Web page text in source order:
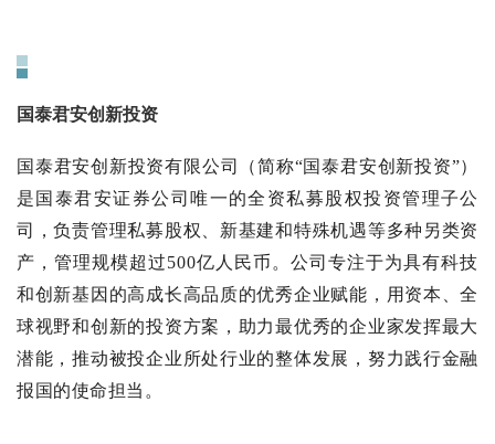
国泰君安创新投资
国泰君安创新投资有限公司（简称“国泰君安创新投资”）
是国泰君安证券公司唯一的全资私募股权投资管理子公
司，负责管理私募股权、新基建和特殊机遇等多种另类资
产，管理规模超过500亿人民币。公司专注于为具有科技
和创新基因的高成长高品质的优秀企业赋能，用资本、全
球视野和创新的投资方案，助力最优秀的企业家发挥最大
潜能，推动被投企业所处行业的整体发展，努力践行金融
报国的使命担当。